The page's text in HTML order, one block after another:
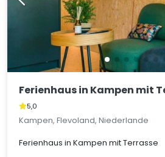
Ferienhaus in Kampen mit
5,0
Kampen, Flevoland, Niederlande
Ferienhaus in Kampen mit Terrasse